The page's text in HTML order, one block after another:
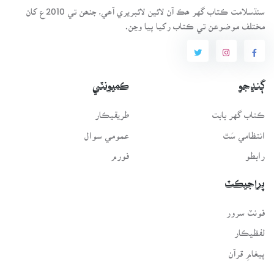
سنڌسلامت ڪتاب گهر ھڪ آن لائين لائبريري آھي، جنھن تي 2010ع کان
مختلف موضوعن تي ڪتاب رکيا پيا وڃن.
ڳنڍجو
ڪتاب گهر بابت
انتظامي سَٿ
رابطو
ڪميونٽي
طريقيڪار
عمومي سوال
فورم
پراجيڪٽ
لفظيڪار
پيغامِ قرآن